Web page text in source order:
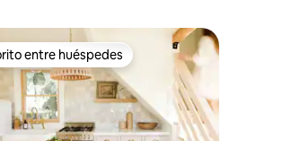
entre huéspedes
entre huéspedes